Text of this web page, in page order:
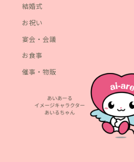
結婚式
お祝い
宴会・会議
お食事
催事・物販